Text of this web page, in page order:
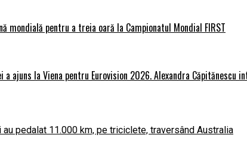
mondială pentru a treia oară la Campionatul Mondial FIRST
a ajuns la Viena pentru Eurovision 2026. Alexandra Căpitănescu
au pedalat 11.000 km, pe triciclete, traversând Australia